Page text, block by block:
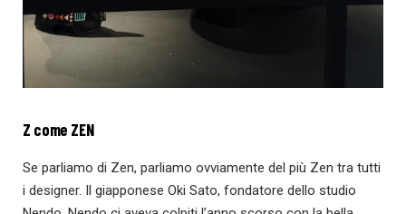
Z come ZEN
Se parliamo di Zen, parliamo ovviamente del più Zen tra tutti
i designer. Il giapponese Oki Sato, fondatore dello studio